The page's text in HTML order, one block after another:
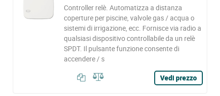
Controller relè. Automatizza a distanza
coperture per piscine, valvole gas / acqua o
sistemi di irrigazione, ecc. Fornisce via radio a
qualsiasi dispositivo controllabile da un relè
SPDT. Il pulsante funzione consente di
accendere / s
Vedi prezzo